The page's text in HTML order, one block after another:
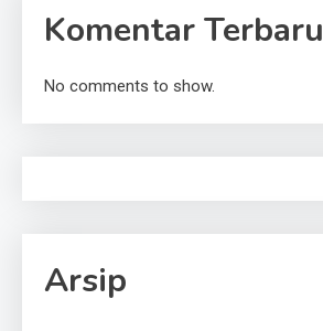
Komentar Terbaru
No comments to show.
Arsip